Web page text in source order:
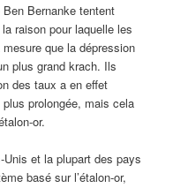
Bernanke tentent
raison pour laquelle les
que la dépression
plus grand krach. Ils
des taux a en effet
prolongée, mais cela
or.
et la plupart des pays
basé sur l’étalon-or,